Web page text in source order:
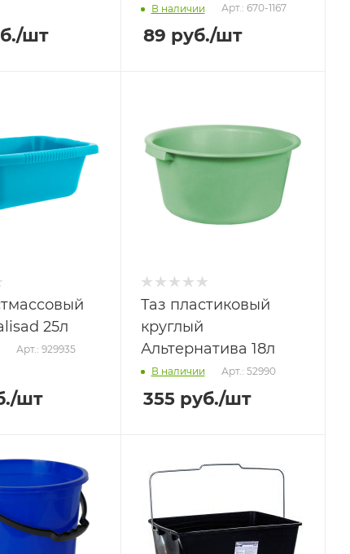
/шт
В наличии Арт.: 670-1167
89 руб./шт
25л
Арт.: 929935
/шт
Таз пластиковый
круглый
Альтернатива 18л
В наличии Арт.: 52990
355руб./шт